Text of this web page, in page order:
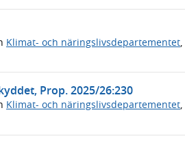
Klimat- och näringslivsdepartementet
Prop. 2025/26:230
Klimat- och näringslivsdepartementet,